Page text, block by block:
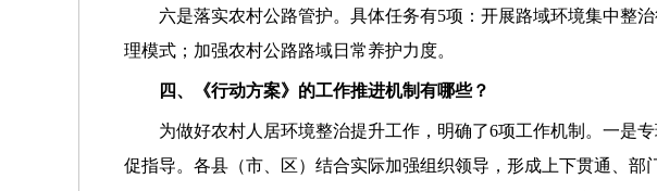
六是落实农村公路管护。具体任务有5项：开展路域环境集中整
理模式；加强农村公路路域日常养护力度。
四、《行动方案》的工作推进机制有哪些？
为做好农村人居环境整治提升工作，明确了6项工作机制。一是
促指导。各县（市、区）结合实际加强组织领导，形成上下贯通、